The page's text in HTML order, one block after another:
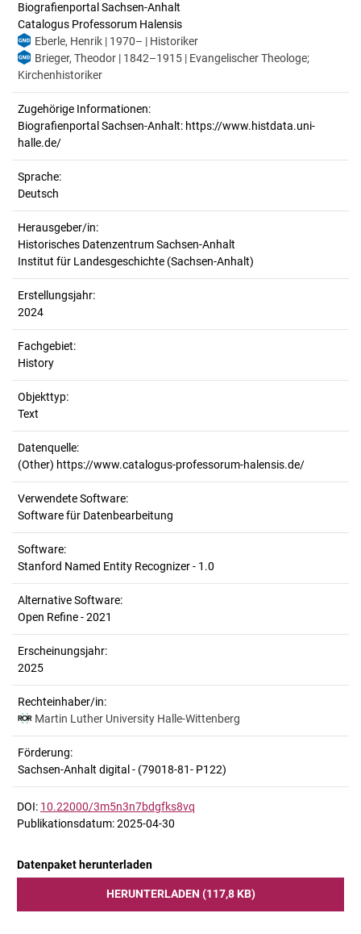
Biografienportal Sachsen-Anhalt
Catalogus Professorum Halensis
Eberle, Henrik | 1970– | Historiker
Brieger, Theodor | 1842–1915 | Evangelischer Theologe;
Kirchenhistoriker
Zugehörige Informationen:
Biografienportal Sachsen-Anhalt: https://www.histdata.uni-
halle.de/
Sprache:
Deutsch
Herausgeber/in:
Historisches Datenzentrum Sachsen-Anhalt
Institut für Landesgeschichte (Sachsen-Anhalt)
Erstellungsjahr:
2024
Fachgebiet:
History
Objekttyp:
Text
Datenquelle:
(Other) https://www.catalogus-professorum-halensis.de/
Verwendete Software:
Software für Datenbearbeitung
Software:
Stanford Named Entity Recognizer - 1.0
Alternative Software:
Open Refine - 2021
Erscheinungsjahr:
2025
Rechteinhaber/in:
Martin Luther University Halle-Wittenberg
Förderung:
Sachsen-Anhalt digital - (79018-81- P122)
DOI: 10.22000/3m5n3n7bdgfks8vq
Publikationsdatum: 2025-04-30
Datenpaket herunterladen
HERUNTERLADEN (117,8 KB)